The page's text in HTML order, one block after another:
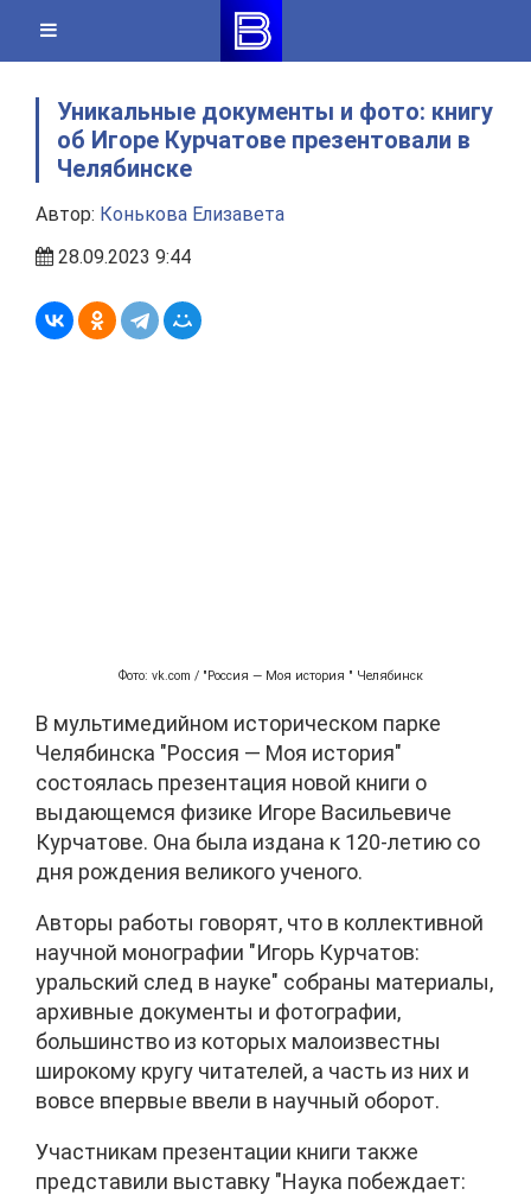
content
Уникальные документы и фото: книгу
об Игоре Курчатове презентовали в
Челябинске
Автор: Конькова Елизавета
28.09.2023 9:44
Фото: vk.com / "Россия — Моя история " Челябинск
В мультимедийном историческом парке
Челябинска "Россия — Моя история"
состоялась презентация новой книги о
выдающемся физике Игоре Васильевиче
Курчатове. Она была издана к 120-летию со
дня рождения великого ученого.
Авторы работы говорят, что в коллективной
научной монографии "Игорь Курчатов:
уральский след в науке" собраны материалы,
архивные документы и фотографии,
большинство из которых малоизвестны
широкому кругу читателей, а часть из них и
вовсе впервые ввели в научный оборот.
Участникам презентации книги также
представили выставку "Наука побеждает: